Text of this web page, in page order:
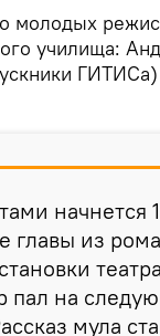
молодых
училища:
начнется
главы из
пал на
мула